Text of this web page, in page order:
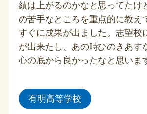
績は上がるのかなと思ってたけ
の苦手なところを重点的に教え
すぐに成果が出ました。志望校
が出来たし、あの時ひのきあす
心の底から良かったなと思いま
有明高等学校